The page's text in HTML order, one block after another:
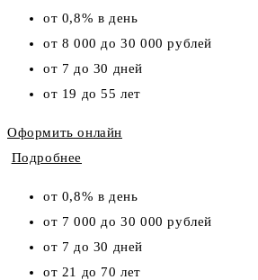
от 0,8% в день
от 8 000 до 30 000 рублей
от 7 до 30 дней
от 19 до 55 лет
Оформить онлайн
Подробнее
от 0,8% в день
от 7 000 до 30 000 рублей
от 7 до 30 дней
от 21 до 70 лет